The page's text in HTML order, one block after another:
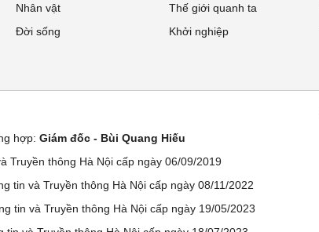
Nhân vật Thế giới quanh ta
Đời sống Khởi nghiệp
hợp: Giám đốc - Bùi Quang Hiếu
Truyền thông Hà Nội cấp ngày 06/09/2019
tin và Truyền thông Hà Nội cấp ngày 08/11/2022
tin và Truyền thông Hà Nội cấp ngày 19/05/2023